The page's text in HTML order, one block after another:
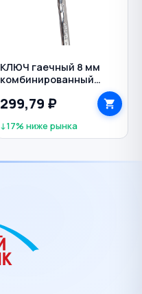
КЛЮЧ гаечный 8 мм
комбинированный
MATRIX
299,79 ₽
↓17% ниже рынка